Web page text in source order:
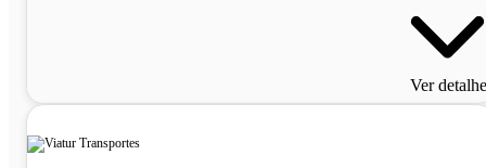
Ver